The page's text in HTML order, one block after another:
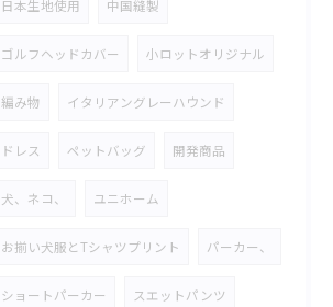
日本生地使用 中国縫製
ゴルフヘッドカバー 小ロットオリジナル
編み物 イタリアングレーハウンド
ドレス ペットバッグ 開発商品
犬、ネコ、 ユニホーム
お揃い犬服とTシャツプリント パーカー、
ショートパーカー スエットパンツ